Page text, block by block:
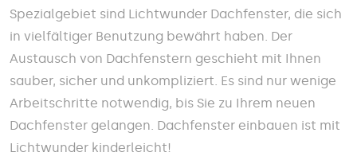
Spezialgebiet sind Lichtwunder Dachfenster, die sich
in vielfältiger Benutzung bewährt haben. Der
Austausch von Dachfenstern geschieht mit Ihnen
sauber, sicher und unkompliziert. Es sind nur wenige
Arbeitschritte notwendig, bis Sie zu Ihrem neuen
Dachfenster gelangen. Dachfenster einbauen ist mit
Lichtwunder kinderleicht!